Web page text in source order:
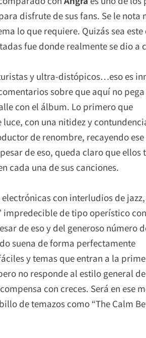
disfrute de sus fans. Se le nota
lo que requiere. Quizás sea este
fue donde realmente se dio a
y ultra-distópicos…eso es
sobre que aquí no
con el álbum. Lo primero que
con una nitidez y
de renombre, recayendo ese
de eso, queda claro que ellos
cada una de sus canciones.
con interludios de
impredecible de tipo operístico
de eso y del generoso número
suena de forma perfectamente
y temas que entran a la
no responde al estilo general
con creces. Será en ese
de temazos como “The Calm